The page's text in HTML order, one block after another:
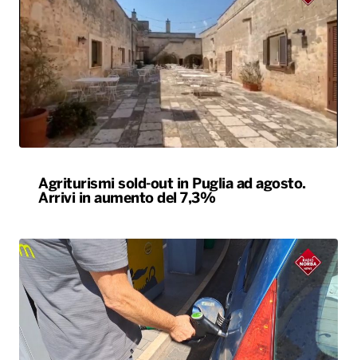
Agriturismi sold-out in Puglia ad agosto.
Arrivi in aumento del 7,3%